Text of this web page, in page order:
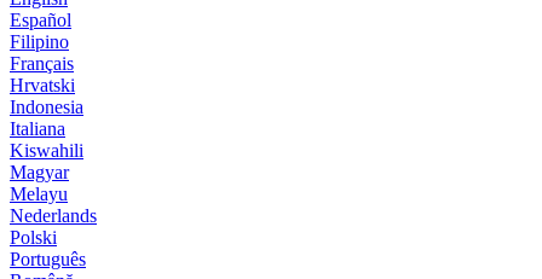
Español
Filipino
Français
Hrvatski
Indonesia
Italiana
Kiswahili
Magyar
Melayu
Nederlands
Polski
Português